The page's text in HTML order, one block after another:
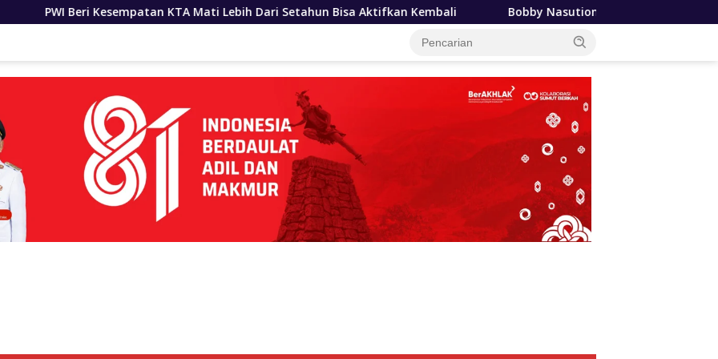
Mati Lebih Dari Setahun Bisa Aktifkan Kembali Bobby Nasution Siapkan Beasiswa Mahasiswa Poltekkes